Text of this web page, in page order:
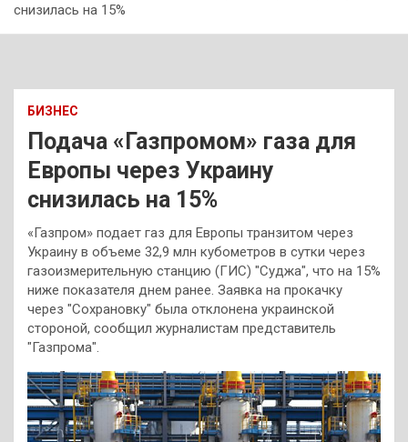
снизилась на 15%
БИЗНЕС
Подача «Газпромом» газа для
Европы через Украину
снизилась на 15%
«Газпром» подает газ для Европы транзитом через
Украину в объеме 32,9 млн кубометров в сутки через
газоизмерительную станцию (ГИС) "Суджа", что на 15%
ниже показателя днем ранее. Заявка на прокачку
через "Сохрановку" была отклонена украинской
стороной, сообщил журналистам представитель
"Газпрома".